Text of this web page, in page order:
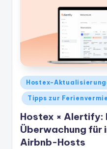
Veröffentlicht
in
Hostex-
Tipps zur
Hostex × Alertify:
Überwachung für
Airbnb-Hosts